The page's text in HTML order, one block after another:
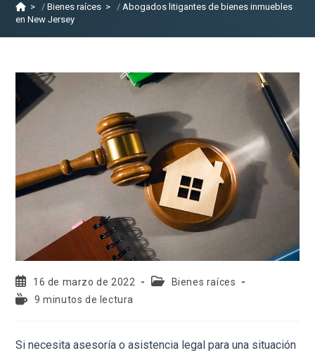
> Bienes raíces >
Abogados litigantes de bienes inmuebles
en New Jersey
16 de marzo de 2022
Bienes raíces
9 minutos de lectura
Si necesita asesoría o asistencia legal para una situación